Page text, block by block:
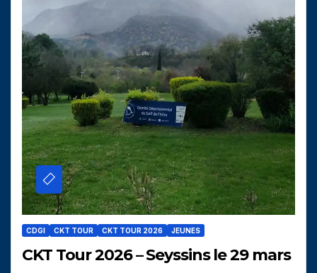
CDGI CKT TOUR CKT TOUR 2026 JEUNES
CKT Tour 2026 – Seyssins le 29 mars